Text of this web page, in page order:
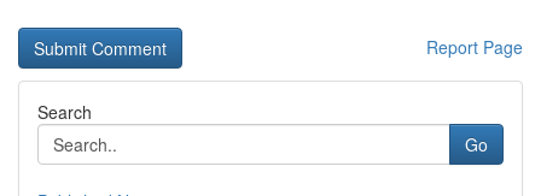
Report Page
Search
Go